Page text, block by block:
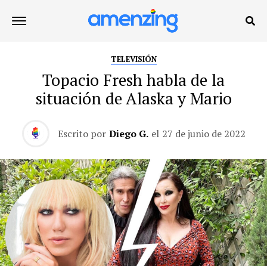
TELEVISIÓN
Topacio Fresh habla de la
situación de Alaska y Mario
Escrito por Diego G. el 27 de junio de 2022